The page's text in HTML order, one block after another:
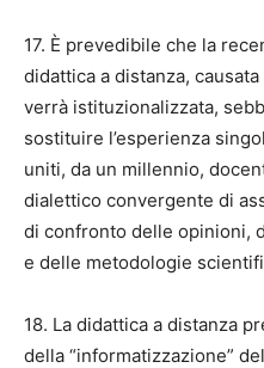
17. È prevedibile che la
didattica a distanza,
verrà istituzionalizzata,
sostituire l’esperienza
uniti, da un millennio,
dialettico convergente di
di confronto delle opinioni,
e delle metodologie
18. La didattica a distanza
della “informatizzazione”